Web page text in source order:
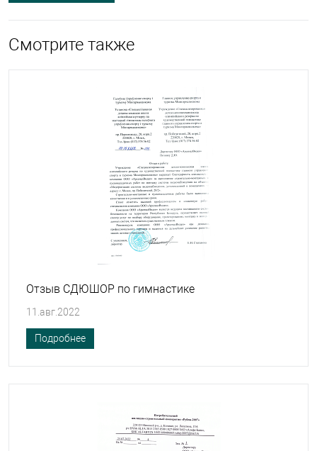
Смотрите также
Отзыв СДЮШОР по гимнастике
11.авг.2022
Подробнее